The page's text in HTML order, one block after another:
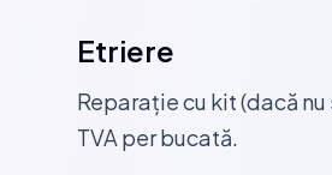
Etriere
Reparație cu kit (dacă
TVA per bucată.